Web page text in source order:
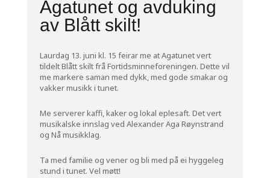
Agatunet og avduking
av Blått skilt!
Laurdag 13. juni kl. 15 feirar me at Agatunet vert
tildelt Blått skilt frå Fortidsminneforeningen. Dette vil
me markere saman med dykk, med gode smakar og
vakker musikk i tunet.
Me serverer kaffi, kaker og lokal eplesaft. Det vert
musikalske innslag ved Alexander Aga Røynstrand
og Nå musikklag.
Ta med familie og vener og bli med på ei hyggeleg
stund i tunet. Vel møtt!